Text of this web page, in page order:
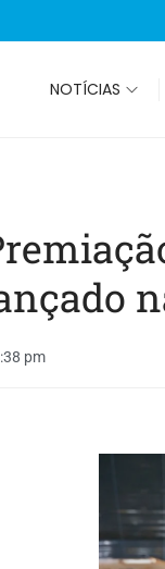
NOTÍCIAS
pm